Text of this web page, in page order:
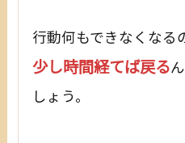
行動何もできなくなる
少し時間経てば戻る
しょう。